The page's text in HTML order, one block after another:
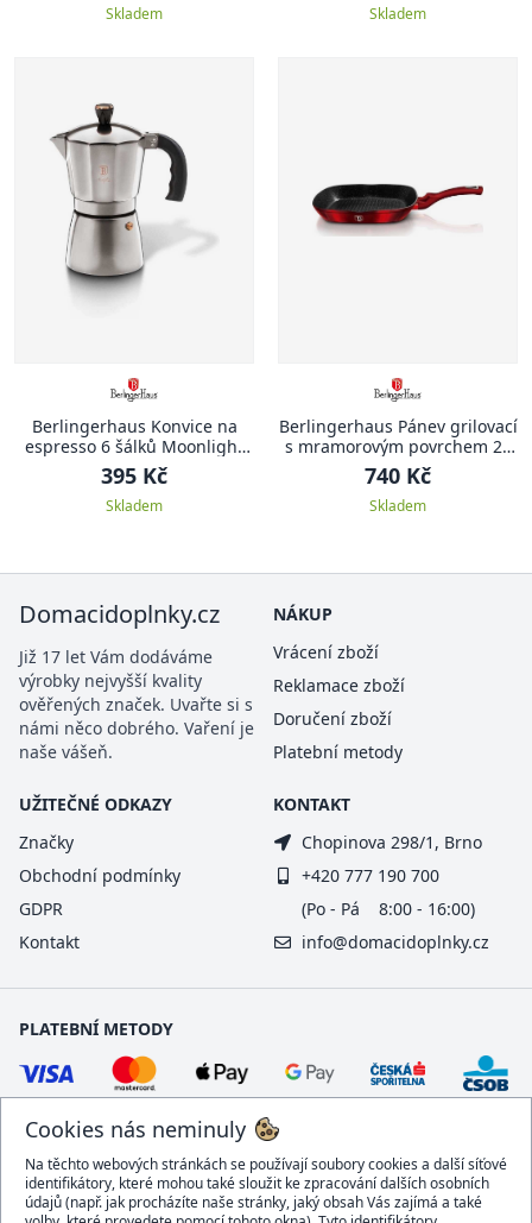
Skladem Skladem
Berlingerhaus Konvice na
espresso 6 šálků Moonlight
Edition BH-6390
395 Kč
Skladem
Berlingerhaus Pánev grilovací
s mramorovým povrchem 28
cm Burgundy Metallic Line
740 Kč
Skladem
Cookies nás neminuly
Na těchto webových stránkách se používají soubory cookies a další síťové
identifikátory, které mohou také sloužit ke zpracování dalších osobních
údajů (např. jak procházíte naše stránky, jaký obsah Vás zajímá a také
Domacidoplnky.cz
Již 17 let Vám dodáváme
výrobky nejvyšší kvality
ověřených značek. Uvařte si s
námi něco dobrého. Vaření je
naše vášeň.
NÁKUP
Vrácení zboží
Reklamace zboží
Doručení zboží
Platební metody
UŽITEČNÉ ODKAZY
Značky
Obchodní podmínky
GDPR
Kontakt
KONTAKT
Chopinova 298/1, Brno
+420 777 190 700
(Po - Pá 8:00 - 16:00)
info@domacidoplnky.cz
PLATEBNÍ METODY